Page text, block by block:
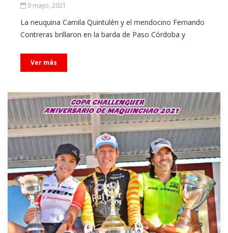
9 mayo, 2021
La neuquina Camila Quintulén y el mendocino Fernando
Contreras brillaron en la barda de Paso Córdoba y
Ver más